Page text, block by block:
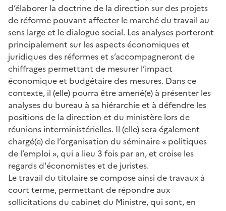
d’élaborer la doctrine de la direction sur des projets
de réforme pouvant affecter le marché du travail au
sens large et le dialogue social. Les analyses porteront
principalement sur les aspects économiques et
juridiques des réformes et s’accompagneront de
chiffrages permettant de mesurer l’impact
économique et budgétaire des mesures. Dans ce
contexte, il (elle) pourra être amené(e) à présenter les
analyses du bureau à sa hiérarchie et à défendre les
positions de la direction et du ministère lors de
réunions interministérielles. Il (elle) sera également
chargé(e) de l’organisation du séminaire « politiques
de l’emploi », qui a lieu 3 fois par an, et croise les
regards d'économistes et de juristes.
Le travail du titulaire se compose ainsi de travaux à
court terme, permettant de répondre aux
sollicitations du cabinet du Ministre, qui sont, en